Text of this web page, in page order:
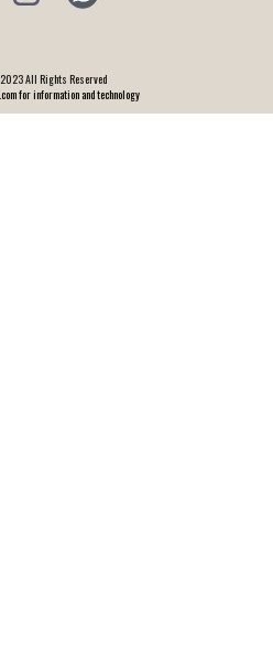
All Rights Reserved
for information and technology